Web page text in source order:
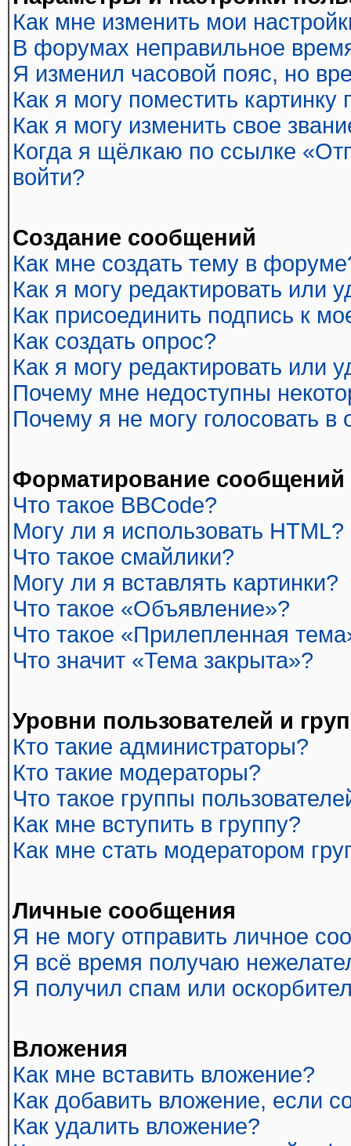
Как мне изменить мои
В форумах неправильное
Я изменил часовой пояс, но
Как я могу поместить
Как я могу изменить свое
Когда я щёлкаю по ссылке
войти?
Создание сообщений
Как мне создать тему в
Как я могу редактировать или
Как присоединить подпись к
Как создать опрос?
Как я могу редактировать или
Почему мне недоступны
Почему я не могу голосовать в
Форматирование
Что такое BBCode?
Могу ли я использовать HTML?
Что такое смайлики?
Могу ли я вставлять картинки?
Что такое «Объявление»?
Что такое «Прилепленная
Что значит «Тема закрыта»?
Уровни пользователей и
Кто такие администраторы?
Кто такие модераторы?
Что такое группы
Как мне вступить в группу?
Как мне стать модератором
Личные сообщения
Я не могу отправить личное
Я всё время получаю
Я получил спам или
Вложения
Как мне вставить вложение?
Как добавить вложение, если
Как удалить вложение?